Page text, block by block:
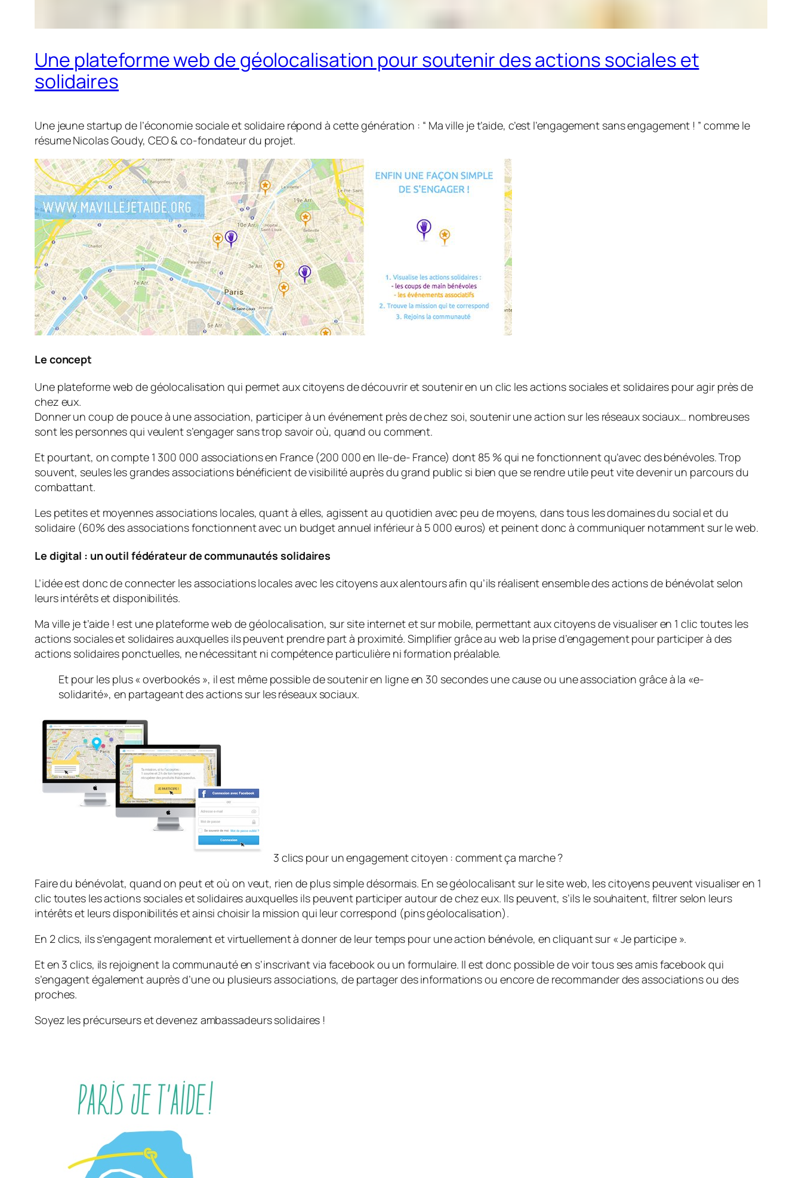
Une plateforme web de géolocalisation pour soutenir des actions sociales et
solidaires
Une jeune startup de l’économie sociale et solidaire répond à cette génération : “ Ma ville je t’aide, c’est l’engagement sans engagement ! ” comme le
résume Nicolas Goudy, CEO & co-fondateur du projet.
Le concept
Une plateforme web de géolocalisation qui permet aux citoyens de découvrir et soutenir en un clic les actions sociales et solidaires pour agir près de
chez eux.
Donner un coup de pouce à une association, participer à un événement près de chez soi, soutenir une action sur les réseaux sociaux… nombreuses
sont les personnes qui veulent s’engager sans trop savoir où, quand ou comment.
Et pourtant, on compte 1 300 000 associations en France (200 000 en Ile-de- France) dont 85 % qui ne fonctionnent qu’avec des bénévoles. Trop
souvent, seules les grandes associations bénéficient de visibilité auprès du grand public si bien que se rendre utile peut vite devenir un parcours du
combattant.
Les petites et moyennes associations locales, quant à elles, agissent au quotidien avec peu de moyens, dans tous les domaines du social et du
solidaire (60% des associations fonctionnent avec un budget annuel inférieur à 5 000 euros) et peinent donc à communiquer notamment sur le web.
Le digital : un outil fédérateur de communautés solidaires
L’idée est donc de connecter les associations locales avec les citoyens aux alentours afin qu’ils réalisent ensemble des actions de bénévolat selon
leurs intérêts et disponibilités.
Ma ville je t’aide ! est une plateforme web de géolocalisation, sur site internet et sur mobile, permettant aux citoyens de visualiser en 1 clic toutes les
actions sociales et solidaires auxquelles ils peuvent prendre part à proximité. Simplifier grâce au web la prise d’engagement pour participer à des
actions solidaires ponctuelles, ne nécessitant ni compétence particulière ni formation préalable.
Et pour les plus « overbookés », il est même possible de soutenir en ligne en 30 secondes une cause ou une association grâce à la «e-
solidarité», en partageant des actions sur les réseaux sociaux.
3 clics pour un engagement citoyen : comment ça marche ?
Faire du bénévolat, quand on peut et où on veut, rien de plus simple désormais. En se géolocalisant sur le site web, les citoyens peuvent visualiser en 1
clic toutes les actions sociales et solidaires auxquelles ils peuvent participer autour de chez eux. Ils peuvent, s’ils le souhaitent, filtrer selon leurs
intérêts et leurs disponibilités et ainsi choisir la mission qui leur correspond (pins géolocalisation).
En 2 clics, ils s’engagent moralement et virtuellement à donner de leur temps pour une action bénévole, en cliquant sur « Je participe».
Et en 3 clics, ils rejoignent la communauté en s’inscrivant via facebook ou un formulaire. Il est donc possible de voir tous ses amis facebook qui
s’engagent également auprès d’une ou plusieurs associations, de partager des informations ou encore de recommander des associations ou des
proches.
Soyez les précurseurs et devenez ambassadeurs solidaires !